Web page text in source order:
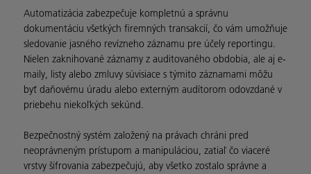
Automatizácia zabezpečuje kompletnú a správnu
dokumentáciu všetkých firemných transakcií, čo vám umožňuje
sledovanie jasného revízneho záznamu pre účely reportingu.
Nielen zaknihované záznamy z auditovaného obdobia, ale aj e-
maily, listy alebo zmluvy súvisiace s týmito záznamami môžu
byť daňovému úradu alebo externým audítorom odovzdané v
priebehu niekoľkých sekúnd.
Bezpečnostný systém založený na právach chráni pred
neoprávneným prístupom a manipuláciou, zatiaľ čo viaceré
vrstvy šifrovania zabezpečujú, aby všetko zostalo správne a